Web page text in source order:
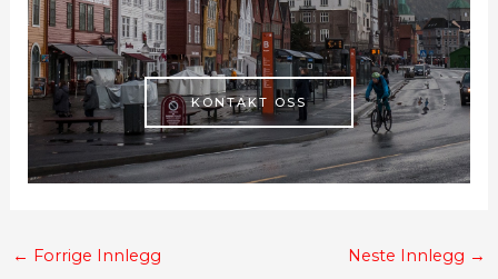
KONTAKT OSS
← Forrige Innlegg Neste Innlegg →